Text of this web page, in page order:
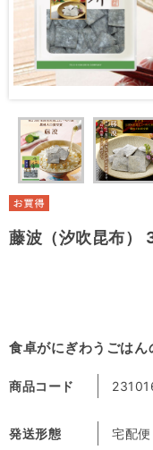
藤波（汐吹昆布）
食卓がにぎわうごはん
商品コード
発送形態 宅配便